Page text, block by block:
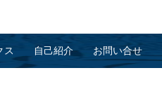
ス 自己紹介 お問い合せ